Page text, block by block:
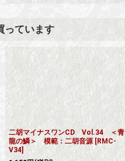
っています
二胡マイナスワンCD Vol.34 ＜青
龍の鱗＞ 模範：二胡音源 [RMC-
V34]